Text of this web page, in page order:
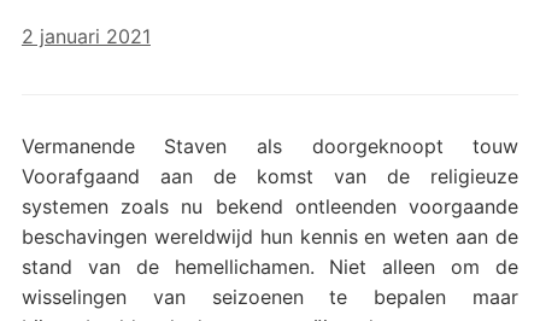
2 januari 2021
Vermanende Staven als doorgeknoopt touw
Voorafgaand aan de komst van de religieuze
systemen zoals nu bekend ontleenden voorgaande
beschavingen wereldwijd hun kennis en weten aan de
stand van de hemellichamen. Niet alleen om de
wisselingen van seizoenen te bepalen maar